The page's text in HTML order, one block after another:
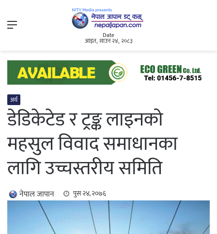
Menu
Date
आइत, साउन २४, २०८३
अर्थ
डेडिकेटेड र ट्रङ्क लाइनको
महसुल विवाद समाधानका
लागि उच्चस्तरीय समिति
नेपाल जापान पुस २४, २०७६